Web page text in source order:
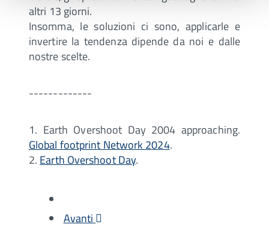
altri 13 giorni.
Insomma, le soluzioni ci sono, applicarle e
invertire la tendenza dipende da noi e dalle
nostre scelte.
-------------
1. Earth Overshoot Day 2004 approaching.
Global footprint Network 2024.
2. Earth Overshoot Day.
Avanti